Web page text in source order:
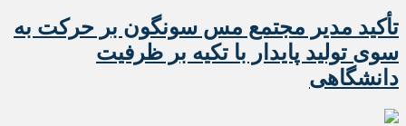
تأکید مدیر مجتمع مس سونگون بر حرکت به
سوی تولید پایدار با تکیه بر ظرفیت
دانشگاهی